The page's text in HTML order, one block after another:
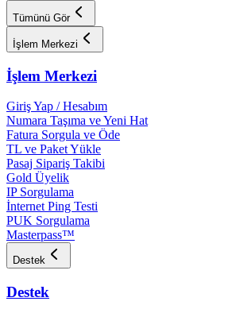
Tümünü Gör
İşlem Merkezi
İşlem Merkezi
Giriş Yap / Hesabım
Numara Taşıma ve Yeni Hat
Fatura Sorgula ve Öde
TL ve Paket Yükle
Pasaj Sipariş Takibi
Gold Üyelik
IP Sorgulama
İnternet Ping Testi
PUK Sorgulama
Masterpass™
Destek
Destek